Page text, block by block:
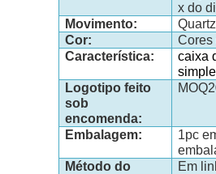
x do
Movimento:
Cor:
Cores
Característica:
caixa
Logotipo feito
sob
encomenda:
Embalagem:
1pc
Método do
Em